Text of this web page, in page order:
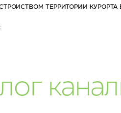
ТЕРРИТОРИИ